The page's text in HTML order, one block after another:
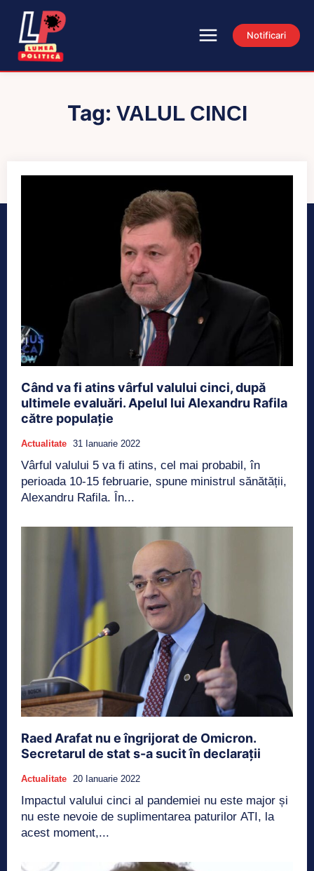
Notificari
Tag: VALUL CINCI
Când va fi atins vârful valului cinci, după
ultimele evaluări. Apelul lui Alexandru Rafila
către populație
Actualitate 31 Ianuarie 2022
Vârful valului 5 va fi atins, cel mai probabil, în
perioada 10-15 februarie, spune ministrul sănătății,
Alexandru Rafila. În...
Raed Arafat nu e îngrijorat de Omicron.
Secretarul de stat s-a sucit în declarații
Actualitate 20 Ianuarie 2022
Impactul valului cinci al pandemiei nu este major și
nu este nevoie de suplimentarea paturilor ATI, la
acest moment,...